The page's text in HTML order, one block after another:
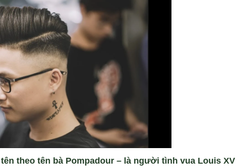
theo tên bà Pompadour – là người tình vua Louis XV